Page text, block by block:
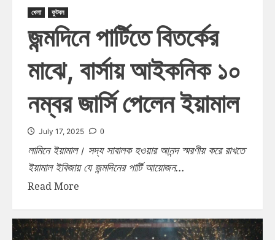
খেলা ফুটবল
জন্মদিনে পার্টিতে বিতর্কের
মাঝে, বার্সায় আইকনিক ১০
নম্বর জার্সি পেলেন ইয়ামাল
July 17, 2025 0
লামিনে ইয়ামাল। সদ্য সাবালক হওয়ার আনন্দ স্মরণীয় করে রাখতে
ইয়ামাল ইবিজায় যে জন্মদিনের পার্টি আয়োজন...
Read More